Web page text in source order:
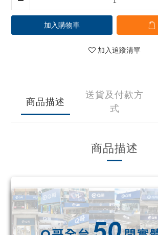
加入購物車
加入追蹤清單
商品描述
送貨及付款方
式
商品描述